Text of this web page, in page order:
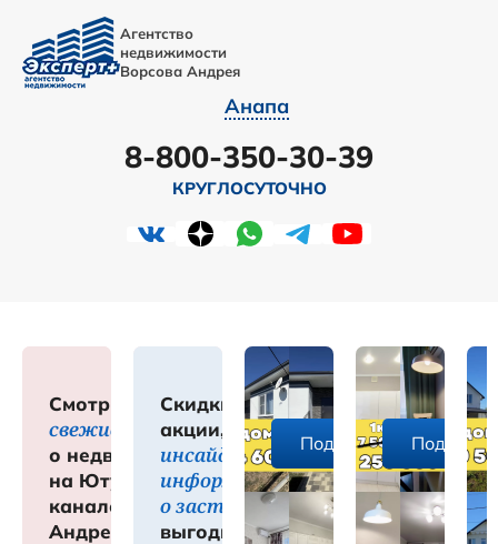
Агентство
недвижимости
Ворсова Андрея
Анапа
8-800-350-30-39
КРУГЛОСУТОЧНО
Смотрите
свежие обзоры
о недвижимости
на Ютуб-
канале
Андрея
Скидки,
акции,
инсайдерская
информация
о застройщиках
выгодных
Подробнее